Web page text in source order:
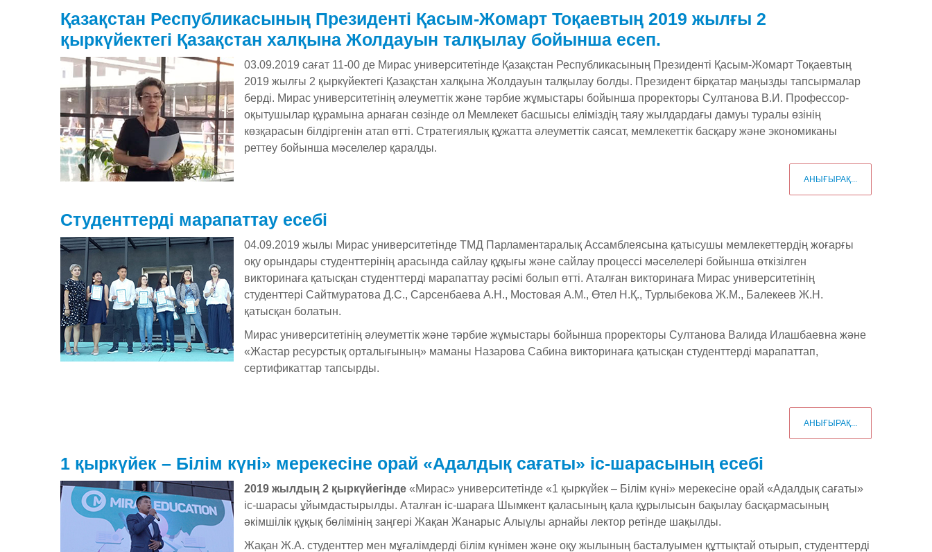
Қазақстан Республикасының Президенті Қасым-Жомарт Тоқаевтың 2019 жылғы 2
қыркүйектегі Қазақстан халқына Жолдауын талқылау бойынша есеп.
03.09.2019 сағат 11-00 де Мирас университетінде Қазақстан Республикасының Президенті Қасым-Жомарт Тоқаевтың
2019 жылғы 2 қыркүйектегі Қазақстан халқына Жолдауын талқылау болды. Президент бірқатар маңызды тапсырмалар
берді. Мирас университетінің әлеуметтік және тәрбие жұмыстары бойынша проректоры Султанова В.И. Профессор-
оқытушылар құрамына арнаған сөзінде ол Мемлекет басшысы еліміздің таяу жылдардағы дамуы туралы өзінің
көзқарасын білдіргенін атап өтті. Стратегиялық құжатта әлеуметтік саясат, мемлекеттік басқару және экономиканы
реттеу бойынша мәселелер қаралды.
АНЫҒЫРАҚ...
Студенттерді марапаттау есебі
04.09.2019 жылы Мирас университетінде ТМД Парламентаралық Ассамблеясына қатысушы мемлекеттердің жоғарғы
оқу орындары студенттерінің арасында сайлау құқығы және сайлау процессі мәселелері бойынша өткізілген
викторинаға қатысқан студенттерді марапаттау рәсімі болып өтті. Аталған викторинаға Мирас университетінің
студенттері Сайтмуратова Д.С., Сарсенбаева А.Н., Мостовая А.М., Өтел Н.Қ., Турлыбекова Ж.М., Балекеев Ж.Н.
қатысқан болатын.
Мирас университетінің әлеуметтік және тәрбие жұмыстары бойынша проректоры Султанова Валида Илашбаевна және
«Жастар ресурстық орталығының» маманы Назарова Сабина викторинаға қатысқан студенттерді марапаттап,
сертификаттар тапсырды.
АНЫҒЫРАҚ...
1 қыркүйек – Білім күні» мерекесіне орай «Адалдық сағаты» іс-шарасының есебі
2019 жылдың 2 қыркүйегінде «Мирас» университетінде «1 қыркүйек – Білім күні» мерекесіне орай «Адалдық сағаты»
іс-шарасы ұйымдастырылды. Аталған іс-шараға Шымкент қаласының қала құрылысын бақылау басқармасының
әкімшілік құқық бөлімінің заңгері Жақан Жанарыс Алыұлы арнайы лектор ретінде шақылды.
Жақан Ж.А. студенттер мен мұғалімдерді білім күнімен және оқу жылының басталуымен құттықтай отырып, студенттерді